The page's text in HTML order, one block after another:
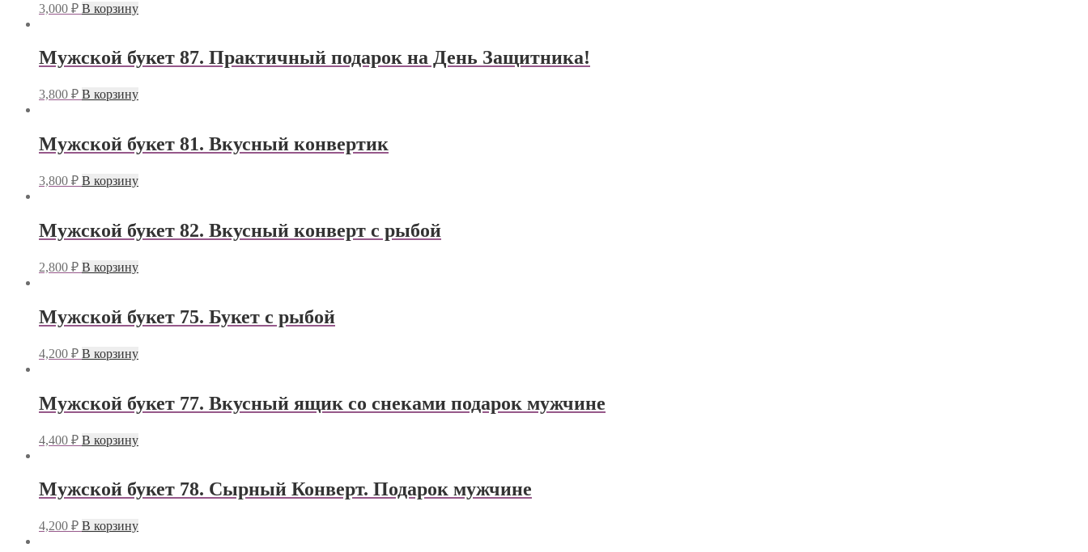
3,000 ₽ В корзину
Мужской букет 87. Практичный подарок на День Защитника!
3,800 ₽ В корзину
Мужской букет 81. Вкусный конвертик
3,800 ₽ В корзину
Мужской букет 82. Вкусный конверт с рыбой
2,800 ₽ В корзину
Мужской букет 75. Букет с рыбой
4,200 ₽ В корзину
Мужской букет 77. Вкусный ящик со снеками подарок мужчине
4,400 ₽ В корзину
Мужской букет 78. Сырный Конверт. Подарок мужчине
4,200 ₽ В корзину